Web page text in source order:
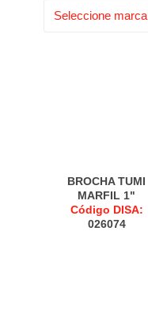
Seleccione marca
BROCHA TUMI
MARFIL 1"
Código DISA:
026074